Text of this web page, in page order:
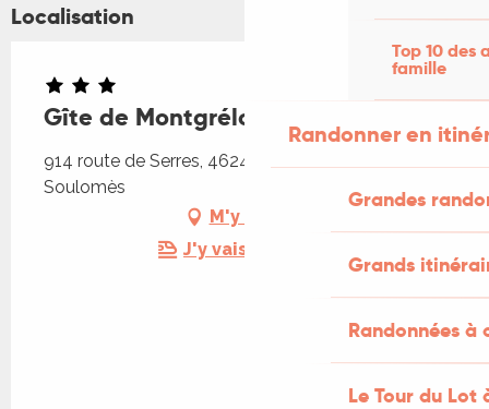
Top 10 des
famille
Randonner en
Grandes
Grands
Randonnées
Le Tour du Lot
Localisation
Gîte de Montgrélou
914 route de Serres, 46240 Soulomes, 46240
Soulomès
M'y rendre
J'y vais en train !